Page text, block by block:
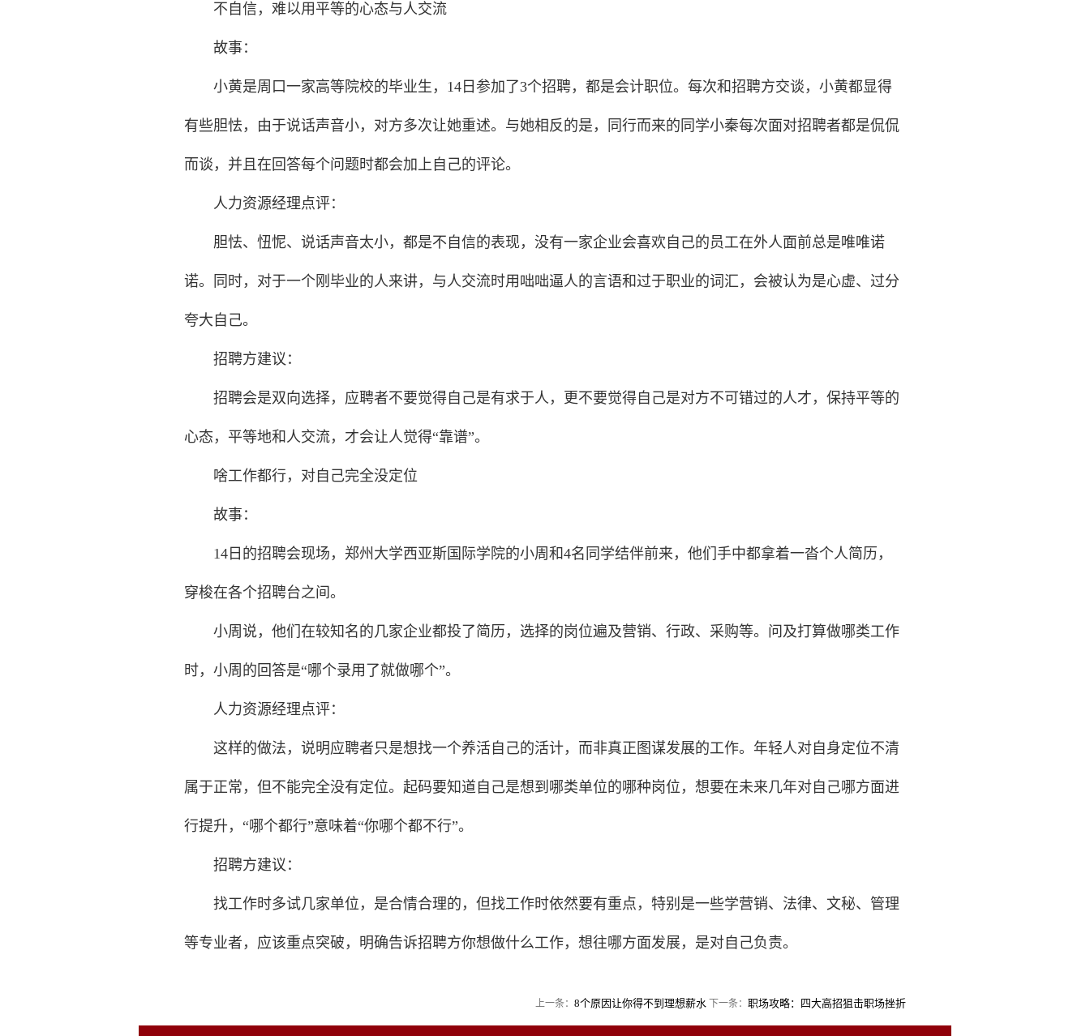
不自信，难以用平等的心态与人交流
故事：
小黄是周口一家高等院校的毕业生，14日参加了3个招聘，都是会计职位。每次和招聘方交谈，小黄都显得
有些胆怯，由于说话声音小，对方多次让她重述。与她相反的是，同行而来的同学小秦每次面对招聘者都是侃侃
而谈，并且在回答每个问题时都会加上自己的评论。
人力资源经理点评：
胆怯、忸怩、说话声音太小，都是不自信的表现，没有一家企业会喜欢自己的员工在外人面前总是唯唯诺
诺。同时，对于一个刚毕业的人来讲，与人交流时用咄咄逼人的言语和过于职业的词汇，会被认为是心虚、过分
夸大自己。
招聘方建议：
招聘会是双向选择，应聘者不要觉得自己是有求于人，更不要觉得自己是对方不可错过的人才，保持平等的
心态，平等地和人交流，才会让人觉得“靠谱”。
啥工作都行，对自己完全没定位
故事：
14日的招聘会现场，郑州大学西亚斯国际学院的小周和4名同学结伴前来，他们手中都拿着一沓个人简历，
穿梭在各个招聘台之间。
小周说，他们在较知名的几家企业都投了简历，选择的岗位遍及营销、行政、采购等。问及打算做哪类工作
时，小周的回答是“哪个录用了就做哪个”。
人力资源经理点评：
这样的做法，说明应聘者只是想找一个养活自己的活计，而非真正图谋发展的工作。年轻人对自身定位不清
属于正常，但不能完全没有定位。起码要知道自己是想到哪类单位的哪种岗位，想要在未来几年对自己哪方面进
行提升，“哪个都行”意味着“你哪个都不行”。
招聘方建议：
找工作时多试几家单位，是合情合理的，但找工作时依然要有重点，特别是一些学营销、法律、文秘、管理
等专业者，应该重点突破，明确告诉招聘方你想做什么工作，想往哪方面发展，是对自己负责。
上一条： 8个原因让你得不到理想薪水 下一条： 职场攻略：四大高招狙击职场挫折